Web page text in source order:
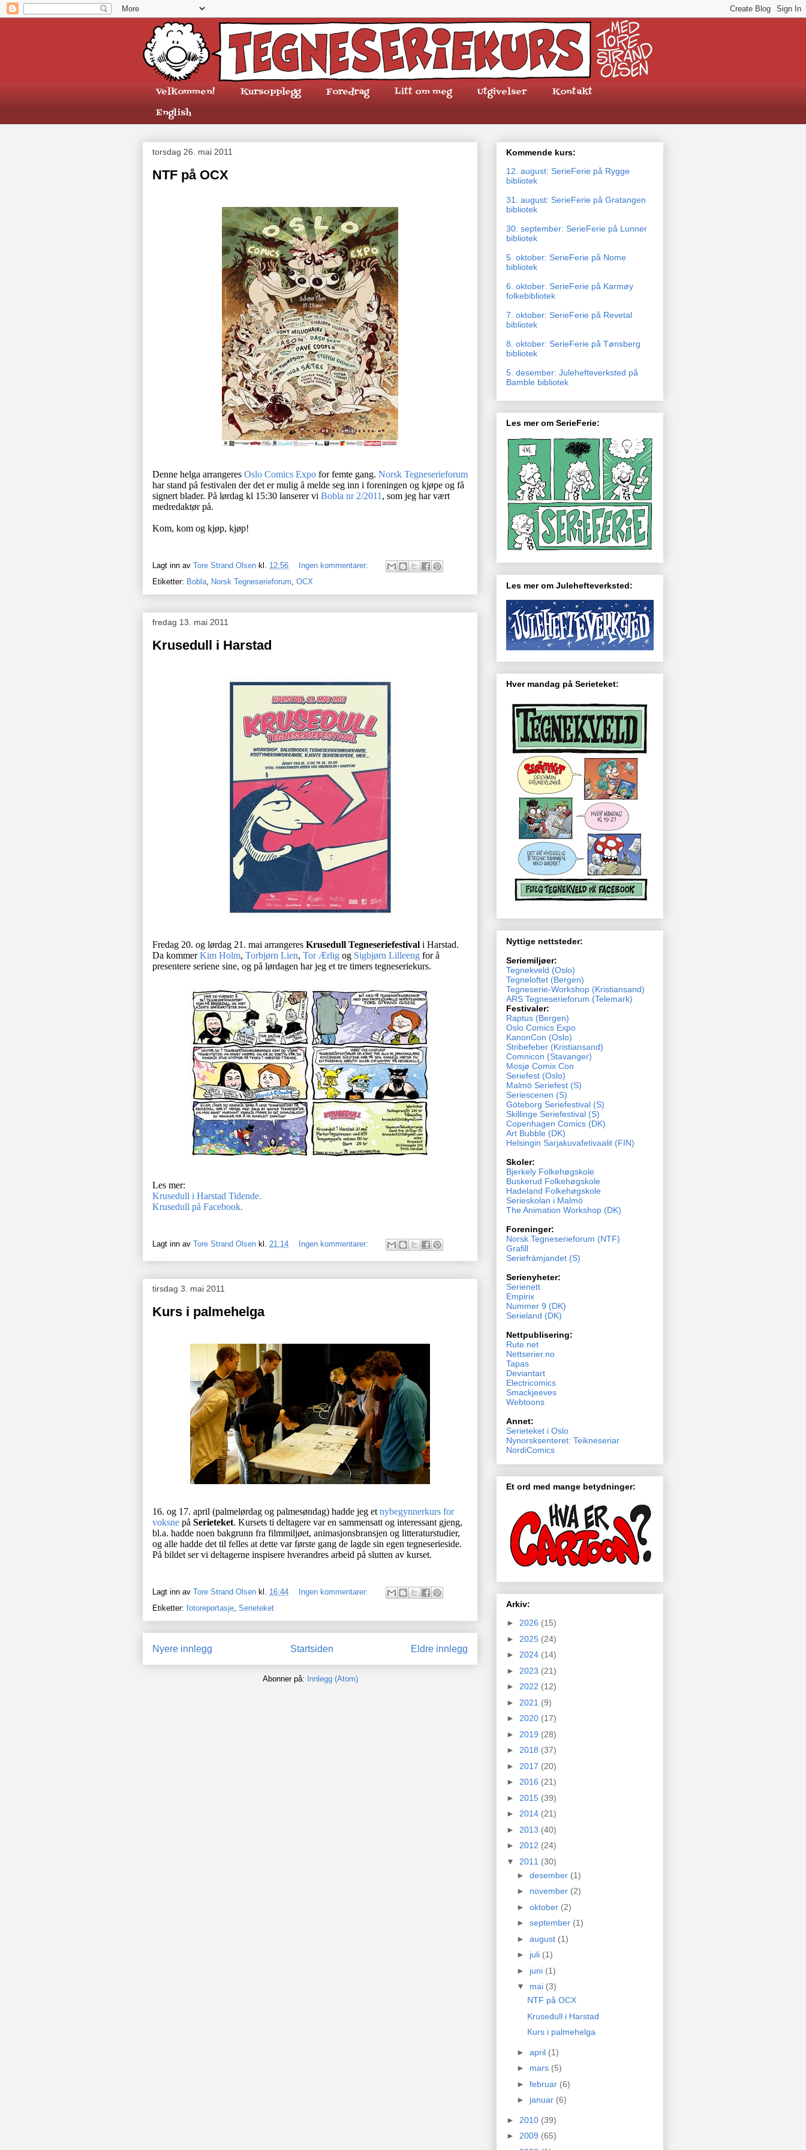
Velkommen! Kursopplegg Foredrag Litt om meg Utgivelser
Kontakt
English
torsdag 26. mai 2011
NTF på OCX
Denne helga arrangeres Oslo Comics Expo for femte gang. Norsk Tegneserieforum
har stand på festivalen der det er mulig å melde seg inn i foreningen og kjøpe og få
signert blader. På lørdag kl 15:30 lanserer vi Bobla nr 2/2011 , som jeg har vært
medredaktør på.
Kom, kom og kjøp, kjøp!
Lagt inn av Tore Strand Olsen kl. 12:56
Ingen kommentarer:
Etiketter: Bobla Norsk Tegneserieforum OCX
fredag 13. mai 2011
Krusedull i Harstad
Fredag 20. og lørdag 21. mai arrangeres Krusedull Tegneseriefestival i Harstad.
Da kommerKim Holm, Torbjørn Lien, Tor Ærlig og Sigbjørn Lilleeng for å
presentere seriene sine, og på lørdagen har jeg et tre timers tegneseriekurs.
Les mer:
Krusedull i Harstad Tidende.
Krusedull på Facebook.
Lagt inn av Tore Strand Olsen kl. 21:14 Ingen kommentarer:
tirsdag 3. mai 2011
Kurs i palmehelga
16. og 17. april (palmelørdag og palmesøndag) hadde jeg et nybegynnerkurs for
voksne på Serieteket. Kursets ti deltagere var en sammensatt og interessant gjeng,
bl.a. hadde noen bakgrunn fra filmmiljøet, animasjonsbransjen og litteraturstudier,
og alle hadde det til felles at dette var første gang de lagde sin egen tegneserieside.
På bildet ser vi deltagerne inspisere hverandres arbeid på slutten av kurset.
Lagt inn av Tore Strand Olsen kl. 16:44
Ingen kommentarer:
Etiketter: fotoreportasje Serieteket
Nyere innlegg Eldre innlegg
Startsiden
Abonner på: Innlegg (Atom)
Kommende kurs:
12. august: SerieFerie på Rygge
bibliotek
31. august: SerieFerie på Gratangen
bibliotek
30. september: SerieFerie på Lunner
bibliotek
5. oktober: SerieFerie på Nome
bibliotek
6. oktober: SerieFerie på Karmøy
folkebibliotek
7. oktober: SerieFerie på Revetal
bibliotek
8. oktober: SerieFerie på Tønsberg
bibliotek
5. desember: Julehefteverksted på
Bamble bibliotek
Les mer om SerieFerie:
Les mer om Julehefteverksted:
Hver mandag på Serieteket:
Nyttige nettsteder:
Seriemiljøer:
Tegnekveld (Oslo)
Tegneloftet (Bergen)
Tegneserie-Workshop (Kristiansand)
ARS Tegneserieforum (Telemark)
Festivaler:
Raptus (Bergen)
Oslo Comics Expo
KanonCon (Oslo)
Stribefeber (Kristiansand)
Comnicon (Stavanger)
Mosjø Comix Con
Seriefest (Oslo)
Malmö Seriefest (S)
Seriescenen (S)
Göteborg Seriefestival (S)
Skillinge Seriefestival (S)
Copenhagen Comics (DK)
Art Bubble (DK)
Helsingin Sarjakuvafetivaalit (FIN)
Skoler:
Bjerkely Folkehøgskole
Buskerud Folkehøgskole
Hadeland Folkehøgskole
Serieskolan i Malmö
The Animation Workshop (DK)
Foreninger:
Norsk Tegneserieforum (NTF)
Grafill
Seriefrämjandet (S)
Serienyheter:
Serienett
Empirix
Nummer 9 (DK)
Serieland (DK)
Nettpublisering:
Rute.net
Nettserier.no
Tapas
Deviantart
Electricomics
Smackjeeves
Webtoons
Annet:
Serieteket i Oslo
Nynorsksenteret: Teikneseriar
NordiComics
Et ord med mange betydninger:
Arkiv:
► 2026 (15)
► 2025 (24)
► 2024 (14)
► 2023 (21)
► 2022 (12)
► 2021 (9)
► 2020 (17)
► 2019 (28)
► 2018 (37)
► 2017 (20)
► 2016 (21)
► 2015 (39)
► 2014 (21)
► 2013 (40)
► 2012 (24)
▼ 2011 (30)
► desember (1)
► november (2)
► oktober (2)
► september (1)
► august (1)
► juli (1)
► juni (1)
▼ mai (3)
NTF på OCX
Krusedull i Harstad
Kurs i palmehelga
► april (1)
► mars (5)
► februar (6)
► januar (6)
► 2010 (39)
► 2009 (65)